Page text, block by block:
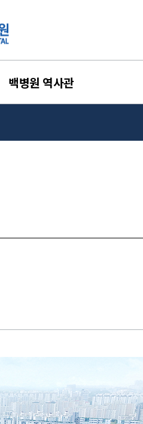
백병원 역사관